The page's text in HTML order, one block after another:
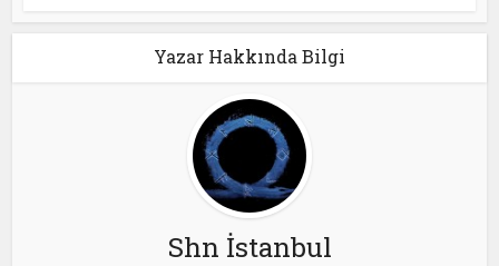
Yazar Hakkında Bilgi
Shn İstanbul